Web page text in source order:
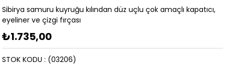
Sibirya samuru kuyruğu kılından düz uçlu çok amaçlı kapatıcı,
eyeliner ve çizgi fırçası
₺1.735,00
(03206)
STOK KODU